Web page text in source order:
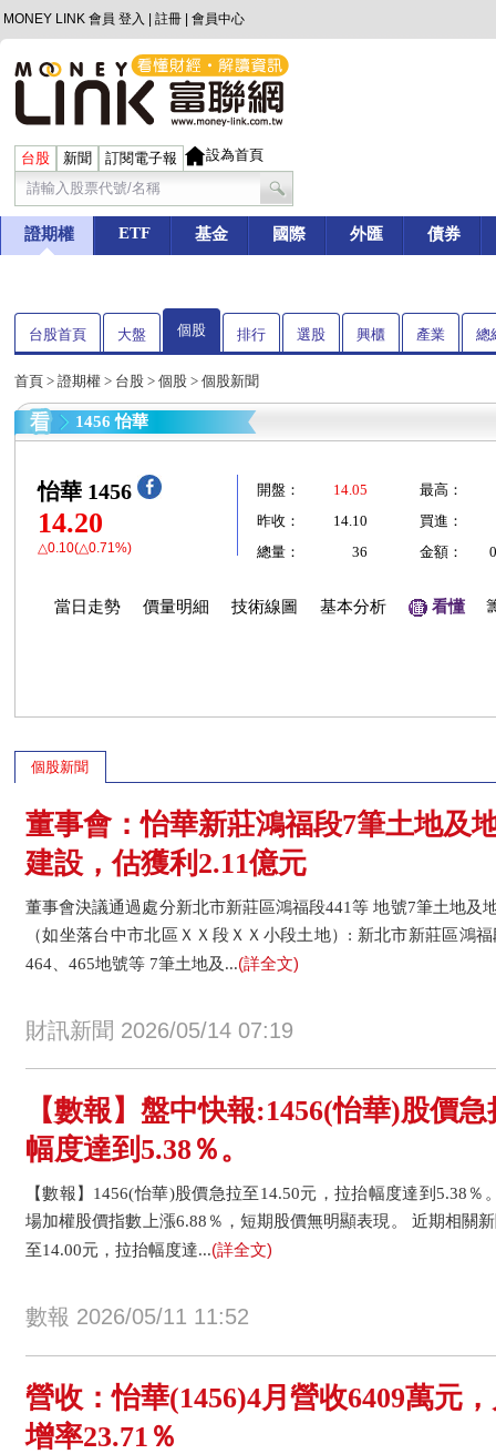
MONEY LINK 會員 登入 註冊 會員中心
台股 新聞 訂閱電子報 設為首頁
證期權 ETF 基金 國際 外匯 債券
台股首頁 大盤 個股 排行 選股 興櫃 產業 總
首頁 > 證期權 > 台股 > 個股 > 個股新聞
1456 怡華
怡華 1456
14.20
△0.10(△0.71%)
開盤： 14.05
最高：
昨收：
14.10
買進：
總量：
36 金額：
當日走勢 價量明細 技術線圖 基本分析 看懂
個股新聞
董事會：怡華新莊鴻福段7筆土地及
建設，估獲利2.11億元
董事會決議通過處分新北市新莊區鴻福段441等 地號7筆土地及
（如坐落台中市北區ＸＸ段ＸＸ小段土地）: 新北市新莊區鴻
464、465地號等 7筆土地及...(詳全文)
財訊新聞 2026/05/14 07:19
【數報】盤中快報:1456(怡華)股價
幅度達到5.38％。
【數報】1456(怡華)股價急拉至14.50元，拉抬幅度達到5.38
場加權股價指數上漲6.88％，短期股價無明顯表現。 近期相關
至14.00元，拉抬幅度達...(詳全文)
數報 2026/05/11 11:52
營收：怡華(1456)4月營收6409萬元
增率23.71％